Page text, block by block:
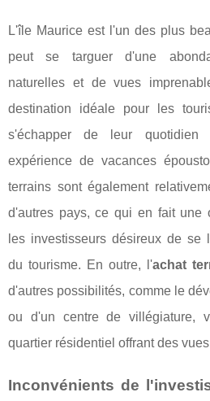
L'île Maurice est l'un des plus
peut se targuer d'une
naturelles et de vues
destination idéale pour les
s'échapper de leur
expérience de vacances
terrains sont également
d'autres pays, ce qui en fait une
les investisseurs désireux de se
du tourisme. En outre, l'achat
d'autres possibilités, comme le
ou d'un centre de villégiature,
quartier résidentiel offrant des
Inconvénients de